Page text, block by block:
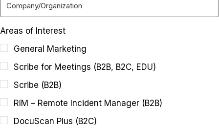
Areas of Interest
General Marketing
Scribe for Meetings (B2B, B2C, EDU)
Scribe (B2B)
RIM – Remote Incident Manager (B2B)
DocuScan Plus (B2C)